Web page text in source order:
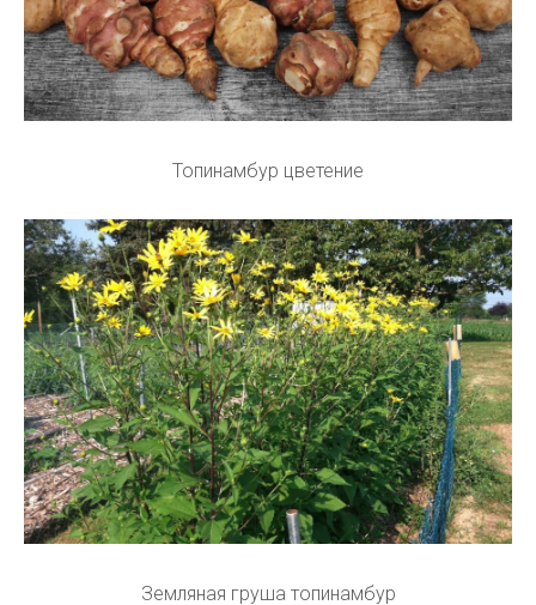
Топинамбур цветение
Земляная груша топинамбур